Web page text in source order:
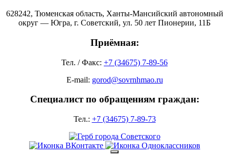
628242, Тюменская область, Ханты-Мансийский автономный
округ — Югра, г. Советский, ул. 50 лет Пионерии, 11Б
Приёмная:
Тел. / Факс: +7 (34675) 7-89-56
E-mail: gorod@sovrnhmao.ru
Специалист по обращениям граждан:
Тел.: +7 (34675) 7-89-73